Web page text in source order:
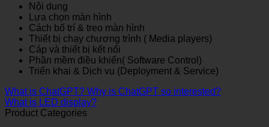
Nội dung
Lựa chọn màn hình
Cách bố trí & treo màn hình
Thiết bị chạy chương trình ( Media players)
Cáp và thiết bị kết nối
Phần mềm điều khiển( Software Control)
Triển khai & Dịch vụ (Deployment & Service)
What is ChatGPT? Why is ChatGPT so interested?
What is LED display?
Product Categories